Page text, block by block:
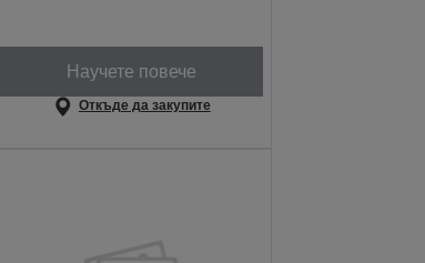
Научете повече
Откъде да закупите